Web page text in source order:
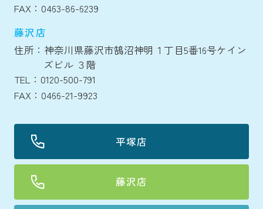
FAX：0463-86-6239
藤沢店
住所：神奈川県藤沢市鵠沼神明１丁目5番16号ケイン
ズビル ３階
TEL：0120-500-791
FAX：0466-21-9923
平塚店
藤沢店